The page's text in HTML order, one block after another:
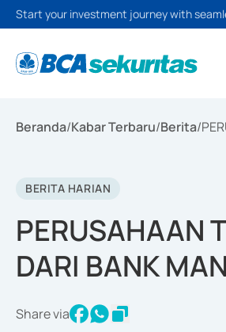
Start your investment journey with
Beranda/Kabar Terbaru/Berita/
BERITA HARIAN
PERUSAHAAN
DARI BANK
Share via